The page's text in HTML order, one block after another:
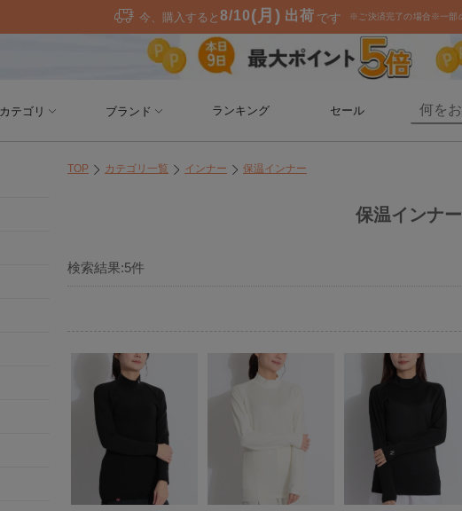
カテゴリ ブランド ランキング セール
TOP カテゴリ一覧 インナー 保温インナー
保温インナー
検索結果:5件